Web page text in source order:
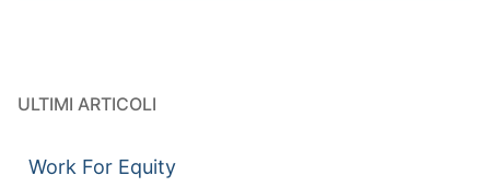
ULTIMI ARTICOLI
Work For Equity